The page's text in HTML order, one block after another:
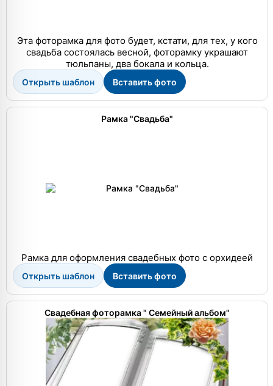
Эта фоторамка для фото будет, кстати, для тех, у кого
свадьба состоялась весной, фоторамку украшают
тюльпаны, два бокала и кольца.
Открыть шаблон Вставить фото
Рамка "Свадьба"
Рамка для оформления свадебных фото с орхидеей
Открыть шаблон Вставить фото
Свадебная фоторамка " Семейный альбом"